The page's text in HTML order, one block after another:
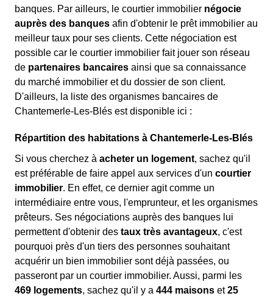
banques. Par ailleurs, le courtier immobilier négocie
auprès des banques afin d'obtenir le prêt immobilier au
meilleur taux pour ses clients. Cette négociation est
possible car le courtier immobilier fait jouer son réseau
de partenaires bancaires ainsi que sa connaissance
du marché immobilier et du dossier de son client.
D'ailleurs, la liste des organismes bancaires de
Chantemerle-Les-Blés est disponible ici :
Répartition des habitations à Chantemerle-Les-Blés
Si vous cherchez à acheter un logement, sachez qu'il
est préférable de faire appel aux services d'un courtier
immobilier. En effet, ce dernier agit comme un
intermédiaire entre vous, l'emprunteur, et les organismes
prêteurs. Ses négociations auprès des banques lui
permettent d'obtenir des taux très avantageux, c'est
pourquoi près d'un tiers des personnes souhaitant
acquérir un bien immobilier sont déjà passées, ou
passeront par un courtier immobilier. Aussi, parmi les
469 logements, sachez qu'il y a 444 maisons et25